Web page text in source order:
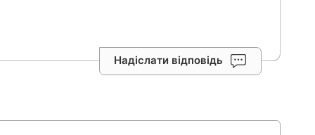
Надіслати відповідь